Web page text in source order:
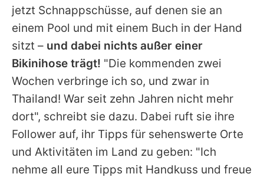
Jobs
App runterladen
Team
Redaktionelle Richtlinien
Impressum
Datenschutzerklärung
Nutzungsbedingungen
jetzt Schnappschüsse, auf denen sie an
einem Pool und mit einem Buch in der Hand
sitzt – und dabei nichts außer einer
Bikinihose trägt! "Die kommenden zwei
Wochen verbringe ich so, und zwar in
Thailand! War seit zehn Jahren nicht mehr
dort", schreibt sie dazu. Dabei ruft sie ihre
Follower auf, ihr Tipps für sehenswerte Orte
und Aktivitäten im Land zu geben: "Ich
nehme all eure Tipps mit Handkuss und freue